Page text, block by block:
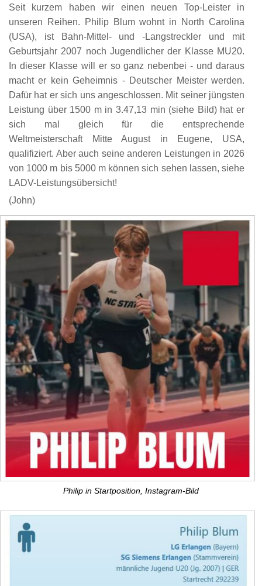
Seit kurzem haben wir einen neuen Top-Leister in
unseren Reihen. Philip Blum wohnt in North Carolina
(USA), ist Bahn-Mittel- und -Langstreckler und mit
Geburtsjahr 2007 noch Jugendlicher der Klasse MU20.
In dieser Klasse will er so ganz nebenbei - und daraus
macht er kein Geheimnis - Deutscher Meister werden.
Dafür hat er sich uns angeschlossen. Mit seiner jüngsten
Leistung über 1500 m in 3.47,13 min (siehe Bild) hat er
sich mal gleich für die entsprechende
Weltmeisterschaft Mitte August in Eugene, USA,
qualifiziert. Aber auch seine anderen Leistungen in 2026
von 1000 m bis 5000 m können sich sehen lassen, siehe
LADV-Leistungsübersicht!
(John)
Philip in Startposition, Instagram-Bild